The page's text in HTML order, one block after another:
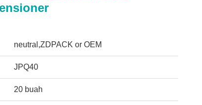
neutral,ZDPACK or OEM
JPQ40
20 buah